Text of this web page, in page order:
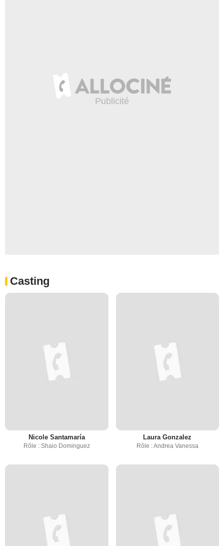
Casting
Nicole Santamaría
Rôle : Shaio Dominguez
Laura Gonzalez
Rôle : Andrea Vanessa